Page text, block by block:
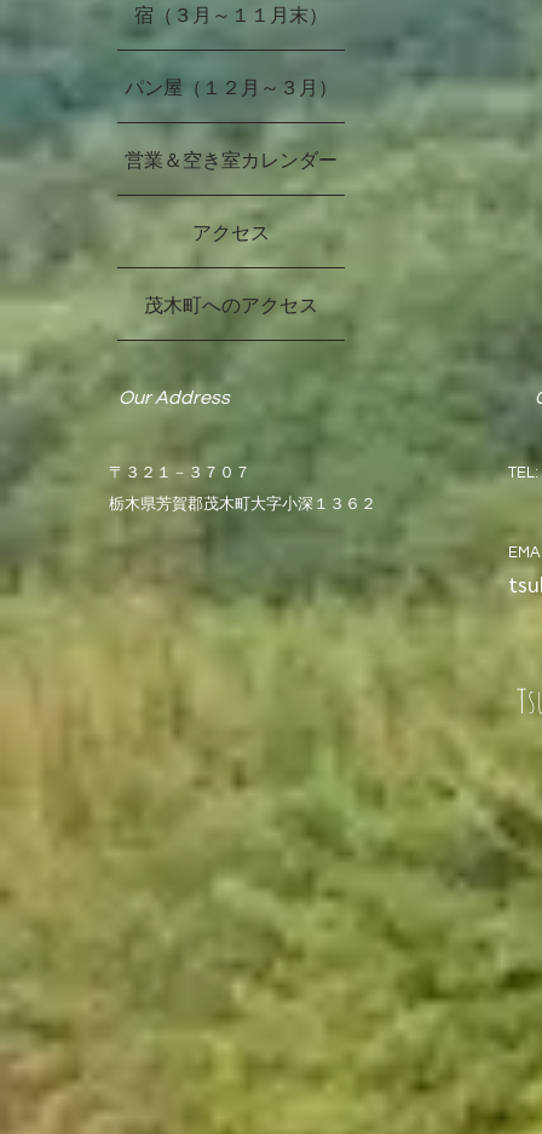
宿（３月～１１月末）
パン屋（１２月～３月）
営業＆空き室カレンダー
アクセス
茂木町へのアクセス
Our Address
​〒３２１－３７０７
栃木県芳賀郡茂木町大字小深１３６２
TEL: